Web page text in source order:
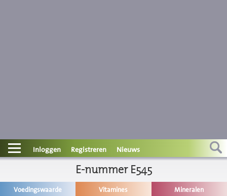
Contact
Disclaimer
Inloggen Registreren Nieuws
E-nummer E545
Voedingswaarde Vitamines Mineralen